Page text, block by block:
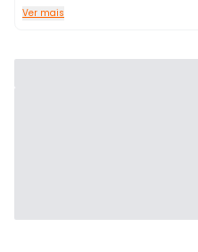
Ver mais